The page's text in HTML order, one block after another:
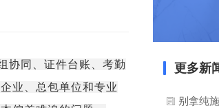
协同、证件台账、考勤
业、总包单位和专业
更多新
别拿纯